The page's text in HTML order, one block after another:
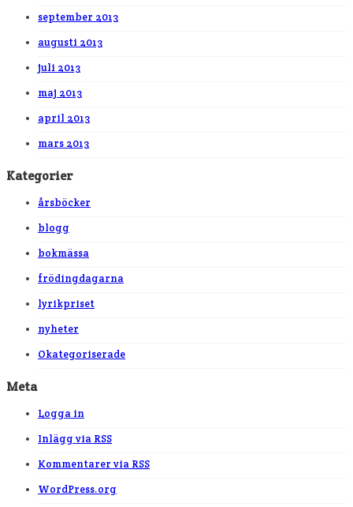
september 2013
augusti 2013
juli 2013
maj 2013
april 2013
mars 2013
Kategorier
årsböcker
blogg
bokmässa
frödingdagarna
lyrikpriset
nyheter
Okategoriserade
Meta
Logga in
Inlägg via RSS
Kommentarer via RSS
WordPress.org